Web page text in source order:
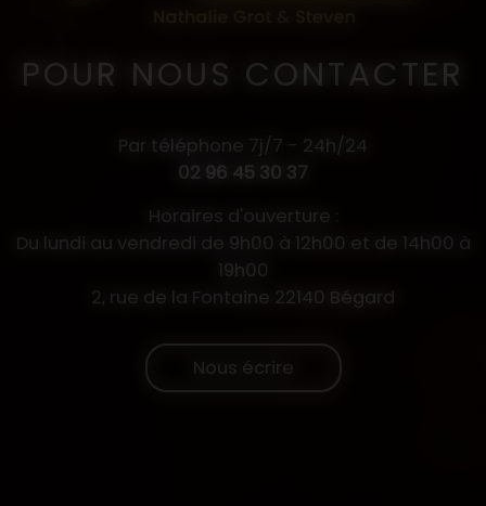
POUR NOUS CONTACTER
Par téléphone 7j/7 - 24h/24
02 96 45 30 37
Horaires d'ouverture :
Du lundi au vendredi de 9h00 à 12h00 et de 14h00 à
19h00
2, rue de la Fontaine 22140 Bégard
Nous écrire